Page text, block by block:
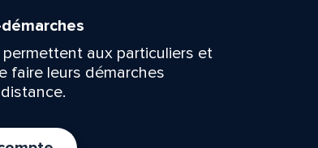
aux particuliers et
faire leurs démarches